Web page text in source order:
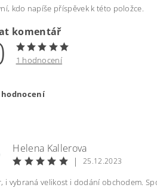
kdo napíše příspěvek k této položce.
komentář
1 hodnocení
Helena Kallerova
|
25.12.2023
i vybraná velikost i dodání obchodem.